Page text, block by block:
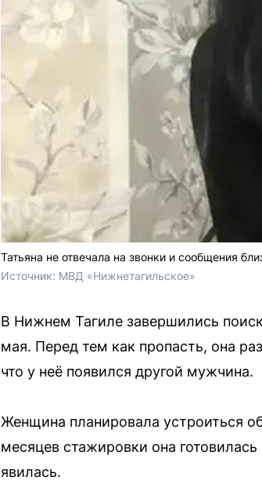
Татьяна не отвечала на звонки и сообщения
Источник: МВД «Нижнетагильское»
В Нижнем Тагиле завершились
мая. Перед тем как пропасть, она
что у неё появился другой мужчина.
Женщина планировала устроиться
месяцев стажировки она
явилась.